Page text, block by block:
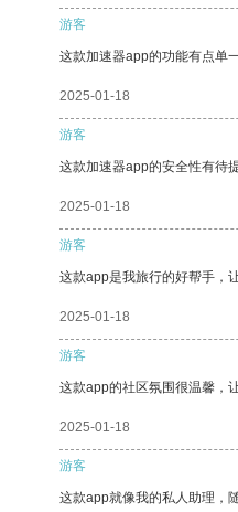
游客
这款加速器app的功能有点单
2025-01-18
游客
这款加速器app的安全性有待
2025-01-18
游客
这款app是我旅行的好帮手，
2025-01-18
游客
这款app的社区氛围很温馨，
2025-01-18
游客
这款app就像我的私人助理，